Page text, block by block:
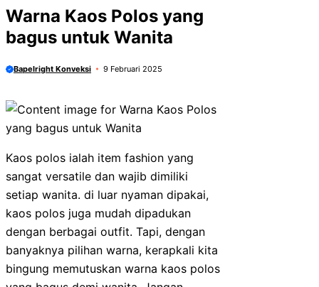
Warna Kaos Polos yang
bagus untuk Wanita
Bapelright Konveksi 9 Februari 2025
Kaos polos ialah item fashion yang
sangat versatile dan wajib dimiliki
setiap wanita. di luar nyaman dipakai,
kaos polos juga mudah dipadukan
dengan berbagai outfit. Tapi, dengan
banyaknya pilihan warna, kerapkali kita
bingung memutuskan warna kaos polos